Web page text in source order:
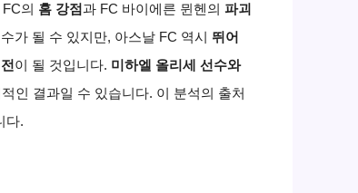
FC의 홈 강점과 FC 바이에른 뮌헨의 파괴
가 될 수 있지만, 아스날 FC 역시 뛰어
이 될 것입니다. 미하엘 올리세 선수와
인 결과일 수 있습니다. 이 분석의 출처
다.